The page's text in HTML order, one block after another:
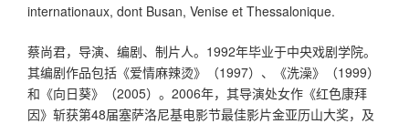
internationaux, dont Busan, Venise et Thessalonique.
蔡尚君，导演、编剧、制片人。1992年毕业于中央戏剧学院。
其编剧作品包括《爱情麻辣烫》（1997）、《洗澡》（1999）
和《向日葵》（2005）。2006年，其导演处女作《红色康拜
因》斩获第48届塞萨洛尼基电影节最佳影片金亚历山大奖，及